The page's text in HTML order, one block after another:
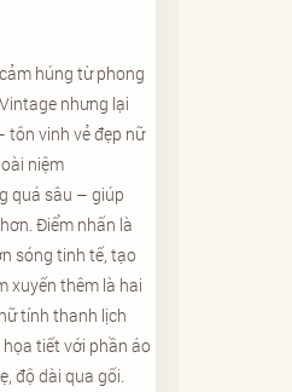
húng từ phong
nhưng lại
tôn vinh vẻ đẹp nữ
niệm
quá sâu – giúp
Điểm nhấn là
sóng tinh tế, tạo
xuyến thêm là hai
tính thanh lịch
tiết với phần áo
độ dài qua gối.